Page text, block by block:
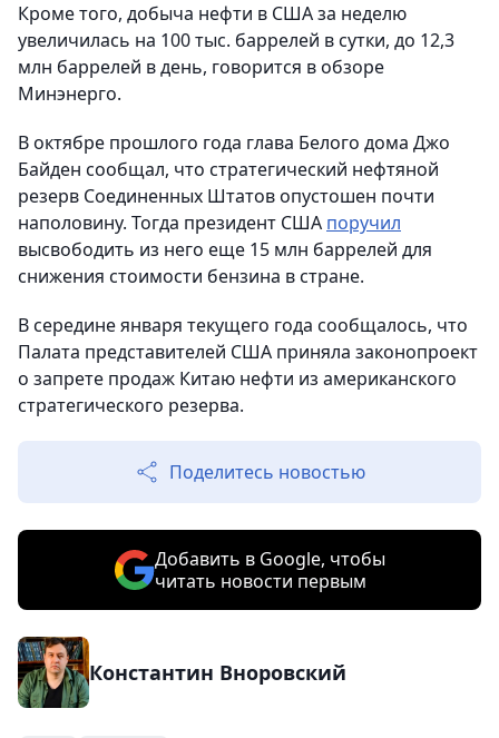
Кроме того, добыча нефти в США за неделю
увеличилась на 100 тыс. баррелей в сутки, до 12,3
млн баррелей в день, говорится в обзоре
Минэнерго.
В октябре прошлого года глава Белого дома Джо
Байден сообщал, что стратегический нефтяной
резерв Соединенных Штатов опустошен почти
наполовину. Тогда президент США поручил
высвободить из него еще 15 млн баррелей для
снижения стоимости бензина в стране.
В середине января текущего года сообщалось, что
Палата представителей США приняла законопроект
о запрете продаж Китаю нефти из американского
стратегического резерва.
Поделитесь новостью
Добавить в Google, чтобы
читать новости первым
Константин Вноровский